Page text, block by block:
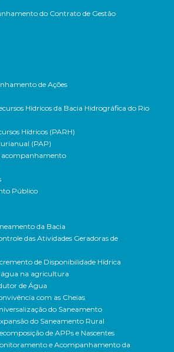
do Contrato de Gestão
de Ações
Hídricos da Bacia Hidrográfica do Rio
Hídricos (PARH)
(PAP)
acompanhamento
Público
da Bacia
das Atividades Geradoras de
de Disponibilidade Hídrica
água na agricultura
de Água
com as Cheias
do Saneamento
do Saneamento Rural
de APPs e Nascentes
e Acompanhamento da